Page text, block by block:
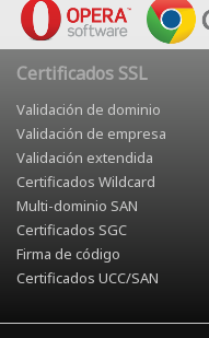
Certificados SSL
Validación de dominio
Validación de empresa
Validación extendida
Certificados Wildcard
Multi-dominio SAN
Certificados SGC
Firma de código
Certificados UCC/SAN